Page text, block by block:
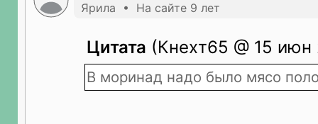
Ярила • На сайте 9 лет
Цитата (Кнехт65 @ 15
В моринад надо было мясо